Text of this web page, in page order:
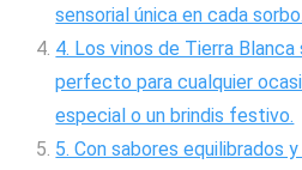
sensorial única en cada sorbo.
4. Los vinos de Tierra
perfecto para cualquier
especial o un brindis festivo.
5. Con sabores equilibrados